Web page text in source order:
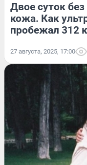
Двое суток без
кожа. Как
пробежал 312
27 августа, 2025, 17:00